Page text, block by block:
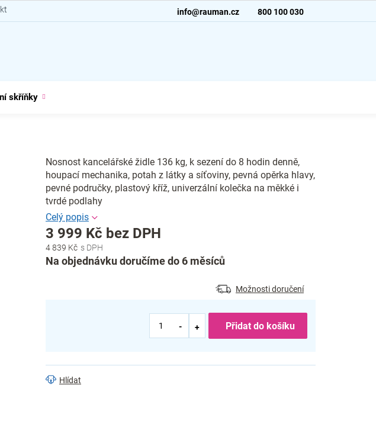
800 100 030
info@rauman.cz
skříňky
4 839 Kč
3 999 Kč bez DPH
Měrná
cena:
Na objednávku doručíme do 6 měsíců
Možnosti doručení
Přidat do košíku
Nosnost kancelářské židle 136 kg, k sezení do 8 hodin denně,
houpací mechanika, potah z látky a síťoviny, pevná opěrka hlavy,
pevné područky, plastový kříž, univerzální kolečka na měkké i
tvrdé podlahy
Hlídat